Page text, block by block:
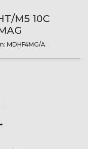
M5 10C
MDHF4MG/A